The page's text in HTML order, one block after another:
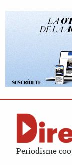
Periodisme